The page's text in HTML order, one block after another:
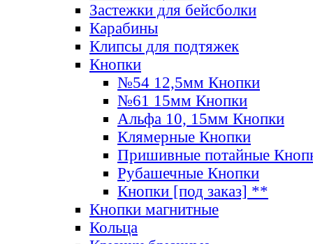
Застежки для бейсболки
Карабины
Клипсы для подтяжек
Кнопки
№54 12,5мм Кнопки
№61 15мм Кнопки
Альфа 10, 15мм Кнопки
Клямерные Кнопки
Пришивные потайные
Рубашечные Кнопки
Кнопки [под заказ] **
Кнопки магнитные
Кольца